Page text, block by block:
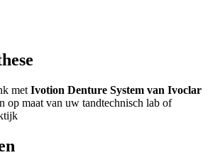
met Ivotion Denture System van Ivoclar
op maat van uw tandtechnisch lab of